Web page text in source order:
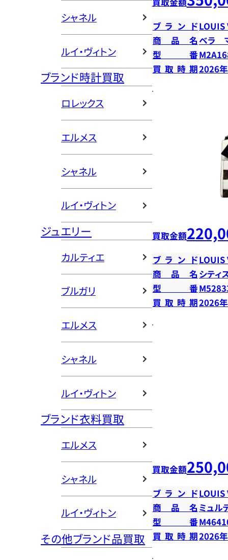
シャネル
ルイ・ヴィトン
ブランド時計買取
ロレックス
エルメス
シャネル
ルイ・ヴィトン
ジュエリー
カルティエ
ブルガリ
エルメス
シャネル
ルイ・ヴィトン
ブランド衣料買取
エルメス
シャネル
ルイ・ヴィトン
その他ブランド品買取
ブランドLOUIS
商品名ベラ
型番
買取時期2026
買取金額
ブランドLOUIS
商品名 シティ
型番
買取時期2026
買取金額
ブランドLOUIS
商品名 ミュル
型番
買取時期2026